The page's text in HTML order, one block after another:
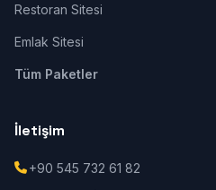
Restoran Sitesi
Emlak Sitesi
Tüm Paketler
İletişim
+90 545 732 61 82